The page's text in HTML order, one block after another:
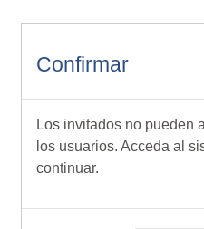
Confirmar
Los invitados no pueden
los usuarios. Acceda al
continuar.